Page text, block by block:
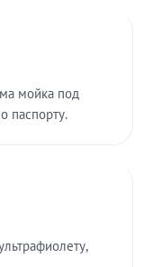
мойка под
паспорту.